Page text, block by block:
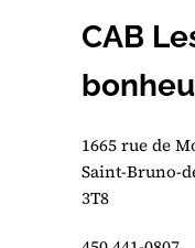
CAB
1665 rue de
Saint-Bruno-
3T8